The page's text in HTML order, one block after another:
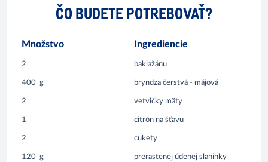
ČO BUDETE POTREBOVAŤ?
Množstvo Ingrediencie
2 baklažánu
400 g bryndza čerstvá - májová
2 vetvičky mäty
1 citrón na šťavu
2 cukety
120 g prerastenej údenej slaninky